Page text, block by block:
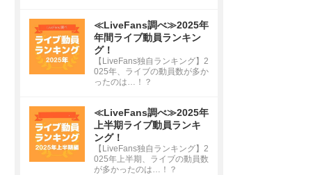
≪LiveFans調べ≫2025年
年間ライブ動員ランキン
グ！
【LiveFans独自ランキング】2
025年、ライブの動員数が多か
ったのは…！？
≪LiveFans調べ≫2025年
上半期ライブ動員ランキ
ング！
【LiveFans独自ランキング】2
025年上半期、ライブの動員数
が多かったのは…！？